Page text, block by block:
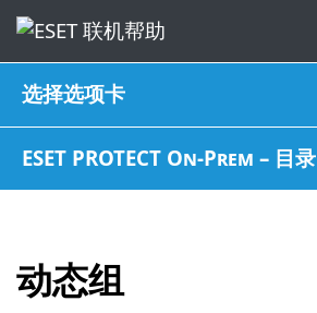
选择选项卡
ESET PROTECT On-Prem – 目录
动态组